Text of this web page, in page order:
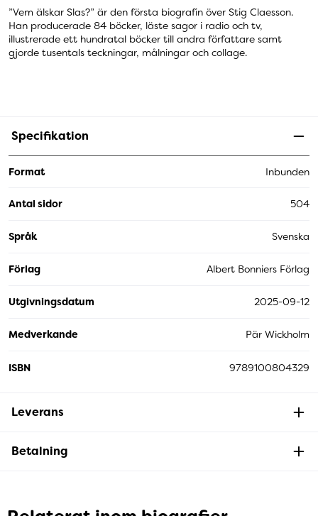
”Vem älskar Slas?” är den första biografin över Stig Claesson.
Han producerade 84 böcker, läste sagor i radio och tv,
illustrerade ett hundratal böcker till andra författare samt
gjorde tusentals teckningar, målningar och collage.
Specifikation
Format Inbunden
Antal sidor 504
Språk Svenska
Förlag Albert Bonniers Förlag
Utgivningsdatum 2025-09-12
Medverkande Pär Wickholm
ISBN 9789100804329
Leverans
Betalning